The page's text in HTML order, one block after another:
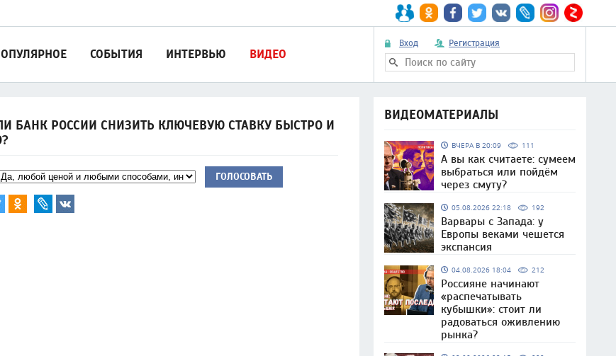
Вход Регистрация
СОБЫТИЯ ИНТЕРВЬЮ ВИДЕО
БАНК РОССИИ СНИЗИТЬ КЛЮЧЕВУЮ СТАВКУ БЫСТРО И
ГОЛОСОВАТЬ
ВИДЕОМАТЕРИАЛЫ
ВЧЕРА В 20:09 111
А вы как считаете: сумеем
выбраться или пойдём
через смуту?
05.08.2026 22:18 192
Варвары с Запада: у
Европы веками чешется
экспансия
04.08.2026 18:04 212
Россияне начинают
«распечатывать
кубышки»: стоит ли
радоваться оживлению
рынка?